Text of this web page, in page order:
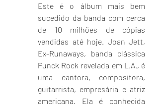
Este é o álbum mais bem
sucedido da banda com cerca
de 10 milhões de cópias
vendidas até hoje. Joan Jett,
Ex-Runaways, banda clássica
Punck Rock revelada em L.A., é
uma cantora, compositora,
guitarrista, empresária e atriz
americana. Ela é conhecida